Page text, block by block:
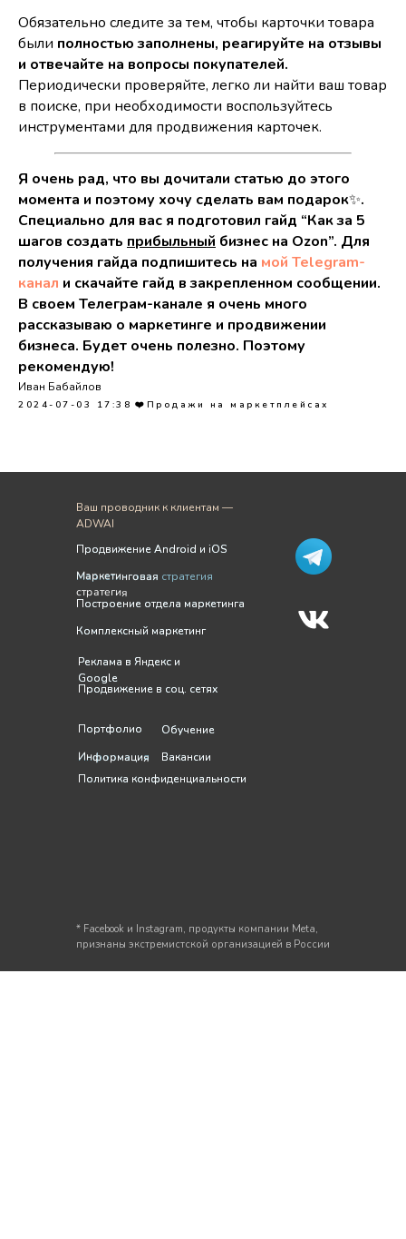
Обязательно следите за тем, чтобы карточки товара
были полностью заполнены, реагируйте на отзывы
и отвечайте на вопросы покупателей.
Периодически проверяйте, легко ли найти ваш товар
в поиске, при необходимости воспользуйтесь
инструментами для продвижения карточек.
Я очень рад, что вы дочитали статью до этого
момента и поэтому хочу сделать вам подарок✨.
Специально для вас я подготовил гайд “Как за 5
шагов создать прибыльный бизнес на Ozon”. Для
получения гайда подпишитесь на мой Telegram-
канал и скачайте гайд в закрепленном сообщении.
В своем Телеграм-канале я очень много
рассказываю о маркетинге и продвижении
бизнеса. Будет очень полезно. Поэтому
рекомендую!
Иван Бабайлов
2024-07-03 17:38 ❤️Продажи на маркетплейсах
Продвижение в соц. сетях
Комплексный маркетинг
Реклама в Яндекс и
Google
Построение отдела маркетинга
Портфолио
Обучение
Информация
Вакансии
Ваш проводник к клиентам —
ADWAI
Политика конфиденциальности
Продвижение в соц. сетях
Комплексный маркетинг
Реклама в Яндекс и
Google
Построение отдела маркетинга
Портфолио Обучение
Информация
Вакансии
Политика конфиденциальности
Продвижение Android и iOS
Маркетинговая стратегия
Продвижение Android и iOS
Маркетинговая
стратегия
* Facebook и Instagram, продукты компании Meta,
признаны экстремистской организацией в России